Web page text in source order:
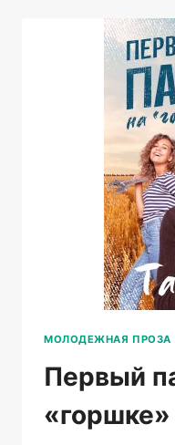
2
МОЛОДЕЖНАЯ ПРОЗА
Первый
«горшке»